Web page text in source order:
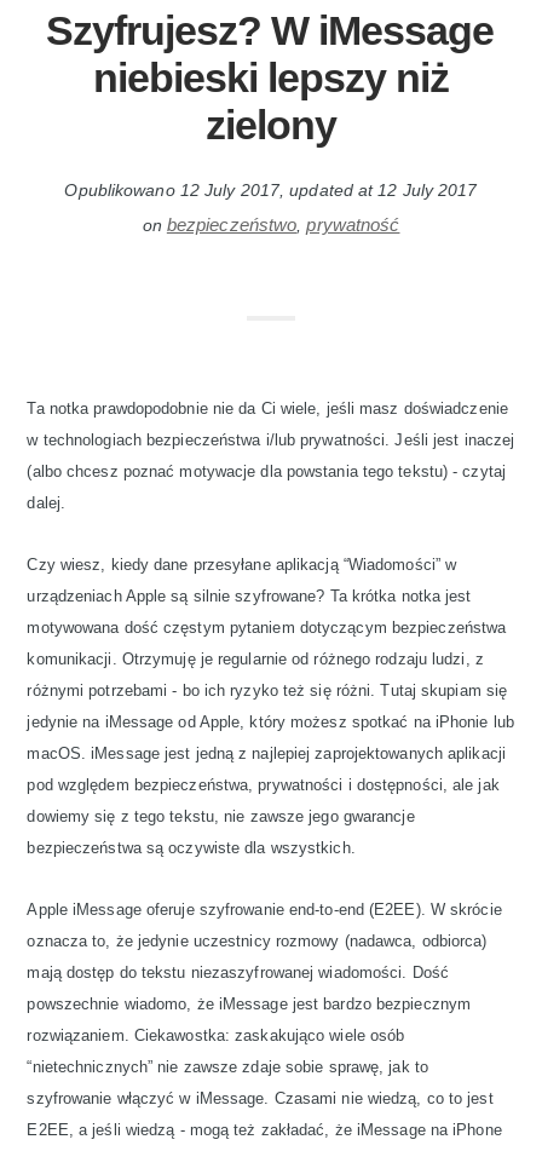
Szyfrujesz? W iMessage
niebieski lepszy niż
zielony
Opublikowano 12 July 2017, updated at 12 July 2017
on bezpieczeństwo ,prywatność
Ta notka prawdopodobnie nie da Ci wiele, jeśli masz doświadczenie
w technologiach bezpieczeństwa i/lub prywatności. Jeśli jest inaczej
(albo chcesz poznać motywacje dla powstania tego tekstu) - czytaj
dalej.
Czy wiesz, kiedy dane przesyłane aplikacją “Wiadomości” w
urządzeniach Apple są silnie szyfrowane? Ta krótka notka jest
motywowana dość częstym pytaniem dotyczącym bezpieczeństwa
komunikacji. Otrzymuję je regularnie od różnego rodzaju ludzi, z
różnymi potrzebami - bo ich ryzyko też się różni. Tutaj skupiam się
jedynie na iMessage od Apple, który możesz spotkać na iPhonie lub
macOS. iMessage jest jedną z najlepiej zaprojektowanych aplikacji
pod względem bezpieczeństwa, prywatności i dostępności, ale jak
dowiemy się z tego tekstu, nie zawsze jego gwarancje
bezpieczeństwa są oczywiste dla wszystkich.
Apple iMessage oferuje szyfrowanie end-to-end (E2EE). W skrócie
oznacza to, że jedynie uczestnicy rozmowy (nadawca, odbiorca)
mają dostęp do tekstu niezaszyfrowanej wiadomości. Dość
powszechnie wiadomo, że iMessage jest bardzo bezpiecznym
rozwiązaniem. Ciekawostka: zaskakująco wiele osób
“nietechnicznych” nie zawsze zdaje sobie sprawę, jak to
szyfrowanie włączyć w iMessage. Czasami nie wiedzą, co to jest
E2EE, a jeśli wiedzą - mogą też zakładać, że iMessage na iPhone